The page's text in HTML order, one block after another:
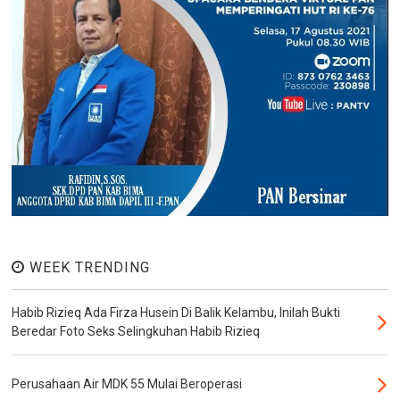
WEEK TRENDING
Habib Rizieq Ada Firza Husein Di Balik Kelambu, Inilah Bukti
Beredar Foto Seks Selingkuhan Habib Rizieq
Perusahaan Air MDK 55 Mulai Beroperasi